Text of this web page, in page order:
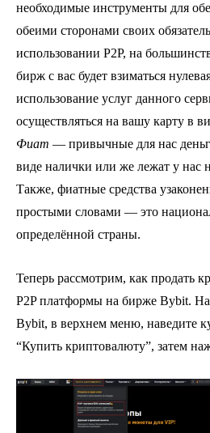
необходимые инструменты для
обеими сторонами своих
использовании P2P, на
бирж с вас будет взиматься
использование услуг данного
осуществляться на вашу карту в
Фиат — привычные для нас
виде налички или же лежат у нас
Также, фиатные средства
простыми словами — это
определённой страны.
Теперь рассмотрим, как продать
P2P платформы на бирже Bybit. На
Bybit, в верхнем меню, наведите
“Купить криптовалюту”, затем